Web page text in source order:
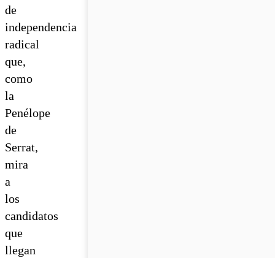
de
independencia
radical
que,
como
la
Penélope
de
Serrat,
mira
a
los
candidatos
que
llegan